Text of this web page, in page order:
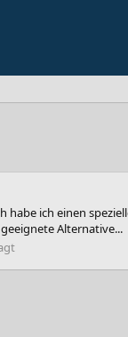
ich einen
Alternative...